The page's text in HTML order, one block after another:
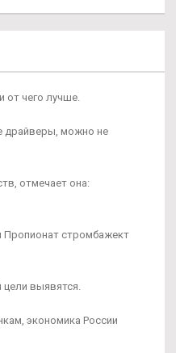
от чего лучше.
драйверы, можно не
отмечает она:
Пропионат стромбажект
выявятся.
экономика России